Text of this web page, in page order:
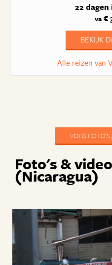
22 dagen
va€
BEKIJK
Alle reizen van
VOEG
Foto's &
(Nicaragua)